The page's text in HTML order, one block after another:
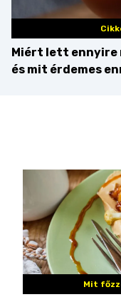
Miért lett ennyire
és mit érdemes
Mit